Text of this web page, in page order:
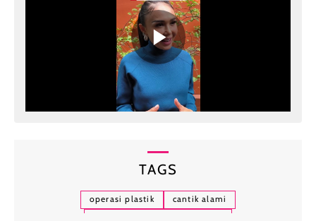
TAGS
operasi plastik
cantik alami